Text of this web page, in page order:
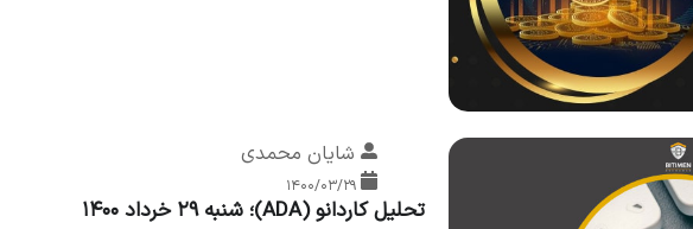
شایان محمدی
۱۴۰۰/۰۳/۲۹
تحلیل کاردانو (ADA)؛ شنبه 29 خرداد 1400